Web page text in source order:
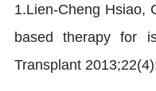
1.Lien-Cheng Hsiao,
based therapy for
Transplant